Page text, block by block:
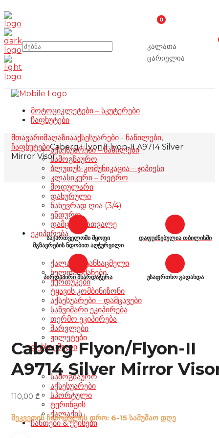
0
კალათა
ცარიელია
მოტოციკლეტები – სკუტერები
ჩაფხუტები
აქსესუარები – ნაწილები
სამოგზაურო
ბლუთუს-კომუნიკაცია – ჯიპიესი
კლასიკური – რეტრო
მოდულარი
დახურული
ნახევრად ღია (3/4)
ენდურო
დამცავი სათვალე
ეკიპირება
ქალაქის ტანსაცმელი
ხელთათმანები
ქურთუკები
ტყავის კომბინიზონი
აქსესუარები – დამცავები
საწვიმარი ეკიპირება
თერმო ეკიპირება
შარვლები
ჟილეტები
ფეხსაცმელი
სამოგზაურო
აქსესუარები
სპორტული
ტურინგის
ქალაქის
ჩანთები & ქეისები
მთავარიმაღაზიააქსესუარები - ნაწილები,
ჩაფხუტებიCaberg Flyon/Flyon-II A9714 Silver
Mirror Visor
საქართველოში მყოფი
მგზავრების ნდობით აღჭურვილი
დაფუძნებულია თბილისში
პირდაპირი მხარდაჭერა უსაფრთხო გადახდა
Caberg Flyon/Flyon-II
A9714 Silver Mirror
110,00 ₾
შეკვეთის ჩამოსვლის დრო: 6-15 სამუშაო დღე